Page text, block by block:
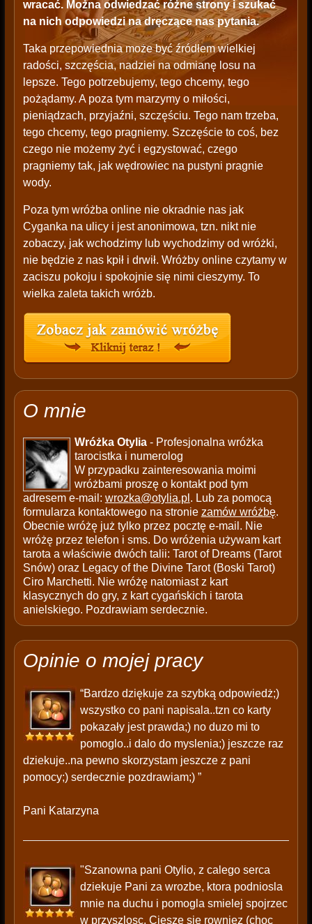
wracać. Można odwiedzać różne strony i szukać
na nich odpowiedzi na dręczące nas pytania.
Taka przepowiednia może być źródłem wielkiej
radości, szczęścia, nadziei na odmianę losu na
lepsze. Tego potrzebujemy, tego chcemy, tego
pożądamy. A poza tym marzymy o miłości,
pieniądzach, przyjaźni, szczęściu. Tego nam trzeba,
tego chcemy, tego pragniemy. Szczęście to coś, bez
czego nie możemy żyć i egzystować, czego
pragniemy tak, jak wędrowiec na pustyni pragnie
wody.
Poza tym wróżba online nie okradnie nas jak
Cyganka na ulicy i jest anonimowa, tzn. nikt nie
zobaczy, jak wchodzimy lub wychodzimy od wróżki,
nie będzie z nas kpił i drwił. Wróżby online czytamy w
zaciszu pokoju i spokojnie się nimi cieszymy. To
wielka zaleta takich wróżb.
O mnie
Wróżka Otylia- Profesjonalna wróżka
tarocistka i numerolog
W przypadku zainteresowania moimi
wróżbami proszę o kontakt pod tym
adresem e-mail: wrozka@otylia.pl . Lub za pomocą
formularza kontaktowego na stronie zamów wróżbę.
Obecnie wróżę już tylko przez pocztę e-mail. Nie
wróżę przez telefon i sms. Do wróżenia używam kart
tarota a właściwie dwóch talii: Tarot of Dreams (Tarot
Snów) oraz Legacy of the Divine Tarot (Boski Tarot)
Ciro Marchetti. Nie wróżę natomiast z kart
klasycznych do gry, z kart cygańskich i tarota
anielskiego. Pozdrawiam serdecznie.
Opinie o mojej pracy
“Bardzo dziękuje za szybką odpowiedż;)
wszystko co pani napisala..tzn co karty
pokazały jest prawda;) no duzo mi to
pomoglo..i dalo do myslenia;) jeszcze raz
dziekuje..na pewno skorzystam jeszcze z pani
pomocy;) serdecznie pozdrawiam;) ”
Pani Katarzyna
"Szanowna pani Otylio, z calego serca
dziekuje Pani za wrozbe, ktora podniosla
mnie na duchu i pomogla smielej spojrzec
w przyszlosc. Ciesze sie rowniez (choc